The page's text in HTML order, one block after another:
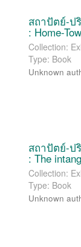
สถาปัตย์-ป
: Home-
Collection:
Type: Book
Unknown
สถาปัตย์-ป
: The
Collection:
Type: Book
Unknown